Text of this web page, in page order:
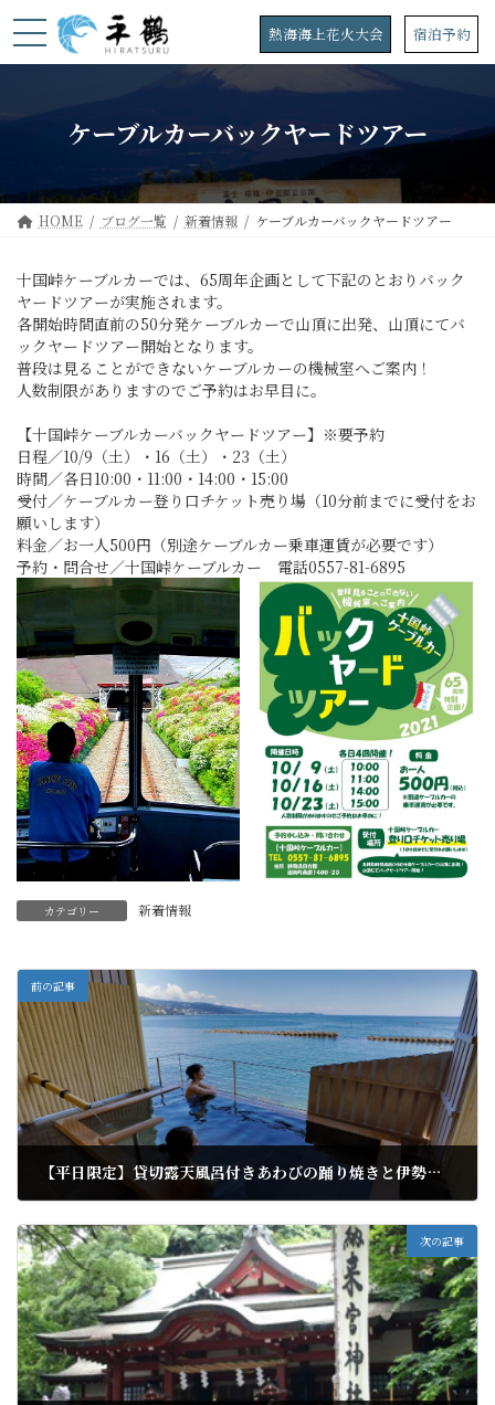
ン
へ
プ
ビ
ョ
動
熱海海上花火大会 宿泊予約
ケーブルカーバックヤードツアー
HOME ブログ一覧 新着情報 ケーブルカーバックヤードツアー
十国峠ケーブルカーでは、65周年企画として下記のとおりバック
ヤードツアーが実施されます。
各開始時間直前の50分発ケーブルカーで山頂に出発、山頂にてバ
ックヤードツアー開始となります。
普段は見ることができないケーブルカーの機械室へご案内！
人数制限がありますのでご予約はお早目に。
【十国峠ケーブルカーバックヤードツアー】※要予約
日程／10/9（土）・16（土）・23（土）
時間／各日10:00・11:00・14:00・15:00
受付／ケーブルカー登り口チケット売り場（10分前までに受付をお
願いします）
料金／お一人500円（別途ケーブルカー乗車運賃が必要です）
予約・問合せ／十国峠ケーブルカー 電話0557-81-6895
カテゴリー 新着情報
前の記事
【平日限定】貸切露天風呂付きあわびの踊り焼きと伊勢海老お造り付きプラン
次の記事